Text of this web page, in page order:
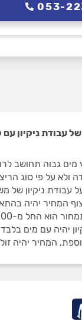
053-
עבודת ניקיון עם
מים גבוה תחושב
ולא על פי סוג
עבודת ניקיון של
המחיר יהיה
חשוב לשים לב, שהתמחור
יהיה עם מים
המחיר יהיה זול